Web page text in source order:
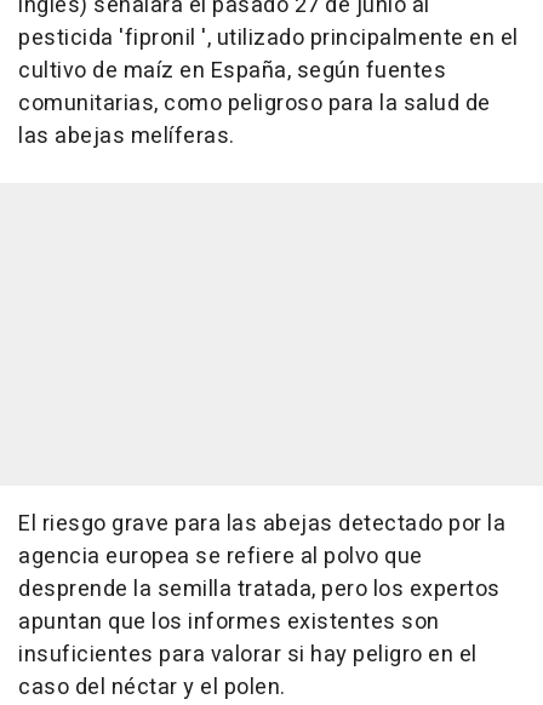
pesticida 'fipronil ', utilizado principalmente en el
cultivo de maíz en España, según fuentes
comunitarias, como peligroso para la salud de
las abejas melíferas.
El riesgo grave para las abejas detectado por la
agencia europea se refiere al polvo que
desprende la semilla tratada, pero los expertos
apuntan que los informes existentes son
insuficientes para valorar si hay peligro en el
caso del néctar y el polen.